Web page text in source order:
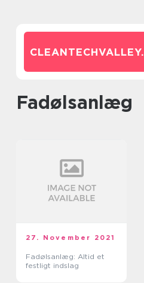
CLEANTECHVALLEY.
fadølsanlæg
27. November 2021
Fadølsanlæg: Altid et
festligt indslag